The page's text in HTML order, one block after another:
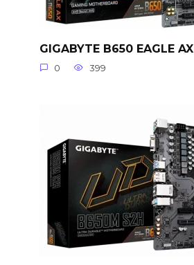
GIGABYTE B650 EAGLE AX
0 399